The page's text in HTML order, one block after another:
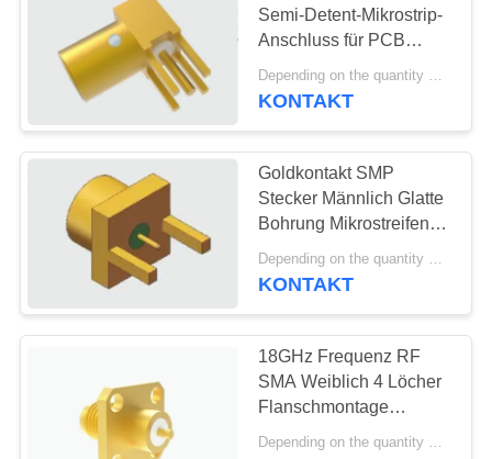
2.92mm Rf-
Verbindungsstück
135
3.5mm Rf-
Verbindungsstück
15
Semi-Detent-Mikrostrip-
Anschluss für PCB
durch
Löchersoldermontage
KONTAKT
Goldkontakt SMP
Stecker Männlich Glatte
Bohrung Mikrostreifen-
Anschluss
Durchgangsloch Löten
Depending on the quantity MOQ:30
KONTAKT
18GHz Frequenz RF
SMA Weiblich 4 Löcher
Flanschmontage
Mikrostrip-Anschluss in
Depending on the quantity MOQ:30